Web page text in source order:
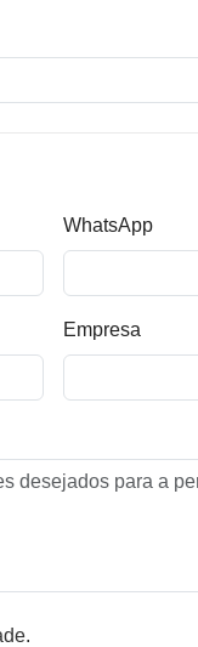
WhatsApp
Empresa
.